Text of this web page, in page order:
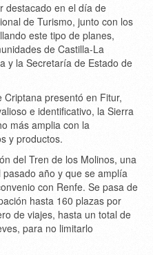
destacado en el día de
de Turismo, junto con los
este tipo de planes,
de Castilla-La
y la Secretaría de Estado de
presentó en Fitur,
e identificativo, la Sierra
más amplia con la
y productos.
del Tren de los Molinos, una
año y que se amplía
con Renfe. Se pasa de
hasta 160 plazas por
de viajes, hasta un total de
para no limitarlo